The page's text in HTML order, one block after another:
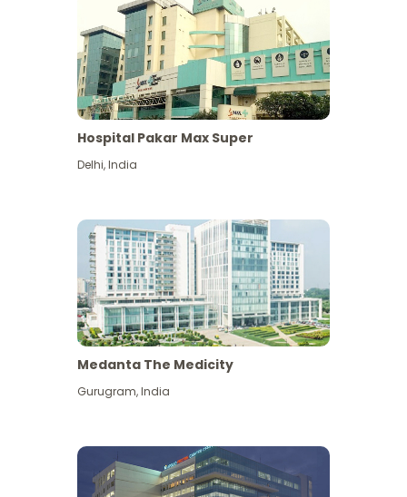
Hospital Pakar Max Super
Delhi,India
Medanta The Medicity
Gurugram,India